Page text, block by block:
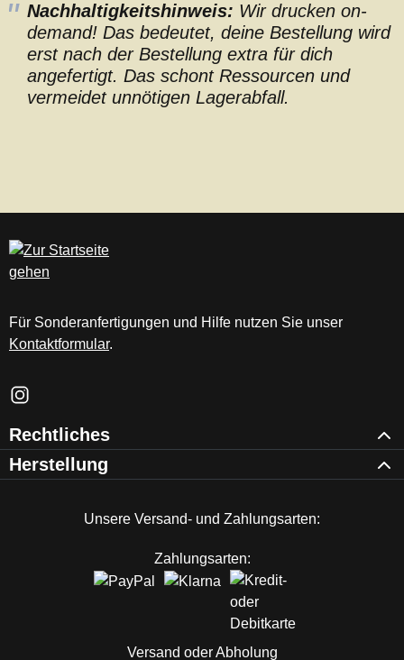
Nachhaltigkeitshinweis: Wir drucken on-
demand! Das bedeutet, deine Bestellung wird
erst nach der Bestellung extra für dich
angefertigt. Das schont Ressourcen und
vermeidet unnötigen Lagerabfall.
Für Sonderanfertigungen und Hilfe nutzen Sie unser
Kontaktformular.
Schau auf Instagram vorbei – öffnet in neuem Tab (externer
Rechtliches
Herstellung
Unsere Versand- und Zahlungsarten:
Zahlungsarten:
Versand oder Abholung